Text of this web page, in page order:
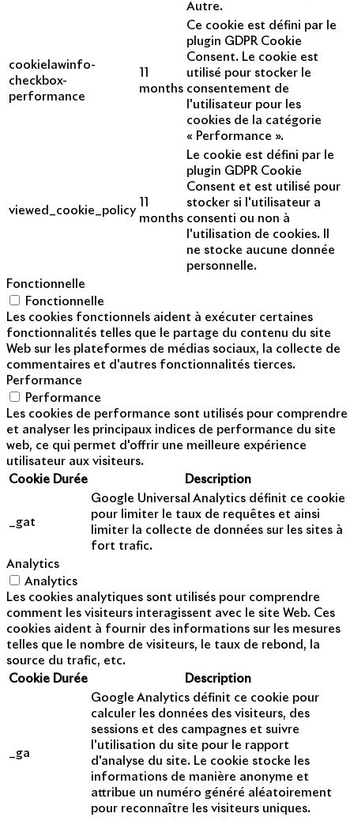
Autre.
cookielawinfo-
checkbox-
performance
months
Ce cookie est défini par le
plugin GDPR Cookie
Consent. Le cookie est
utilisé pour stocker le
consentement de
l'utilisateur pour les
cookies de la catégorie
« Performance ».
viewed_cookie_policy
months
Le cookie est défini par le
plugin GDPR Cookie
Consent et est utilisé pour
stocker si l'utilisateur a
consenti ou non à
l'utilisation de cookies. Il
ne stocke aucune donnée
personnelle.
Fonctionnelle
Fonctionnelle
Les cookies fonctionnels aident à exécuter certaines
fonctionnalités telles que le partage du contenu du site
Web sur les plateformes de médias sociaux, la collecte de
commentaires et d'autres fonctionnalités tierces.
Performance
Performance
Les cookies de performance sont utilisés pour comprendre
et analyser les principaux indices de performance du site
web, ce qui permet d'offrir une meilleure expérience
utilisateur aux visiteurs.
Cookie Durée Description
_gat
Google Universal Analytics définit ce cookie
pour limiter le taux de requêtes et ainsi
limiter la collecte de données sur les sites à
fort trafic.
Analytics
Analytics
Les cookies analytiques sont utilisés pour comprendre
comment les visiteurs interagissent avec le site Web. Ces
cookies aident à fournir des informations sur les mesures
telles que le nombre de visiteurs, le taux de rebond, la
source du trafic, etc.
Cookie Durée Description
_ga
Google Analytics définit ce cookie pour
calculer les données des visiteurs, des
sessions et des campagnes et suivre
l'utilisation du site pour le rapport
d'analyse du site. Le cookie stocke les
informations de manière anonyme et
attribue un numéro généré aléatoirement
pour reconnaître les visiteurs uniques.